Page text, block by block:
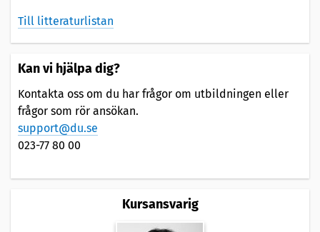
Till litteraturlistan
Kan vi hjälpa dig?
Kontakta oss om du har frågor om utbildningen eller
frågor som rör ansökan.
support@du.se
023-77 80 00
Kursansvarig